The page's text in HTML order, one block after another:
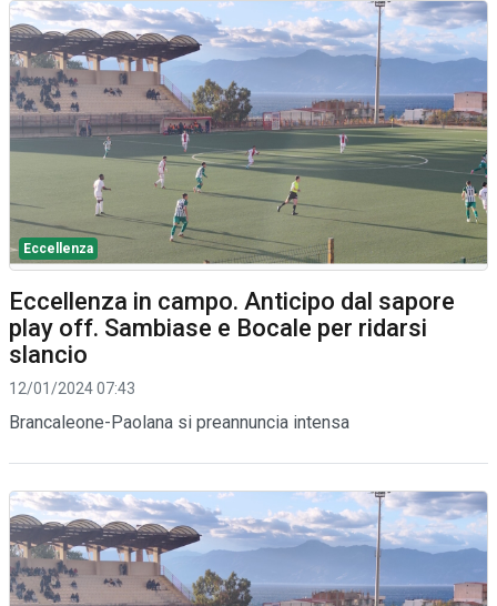
Eccellenza
Eccellenza in campo. Anticipo dal sapore
play off. Sambiase e Bocale per ridarsi
slancio
12/01/2024 07:43
Brancaleone-Paolana si preannuncia intensa